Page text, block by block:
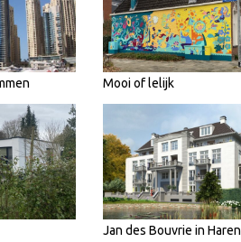
Mooi of lelijk
Jan des Bouvrie in Haren